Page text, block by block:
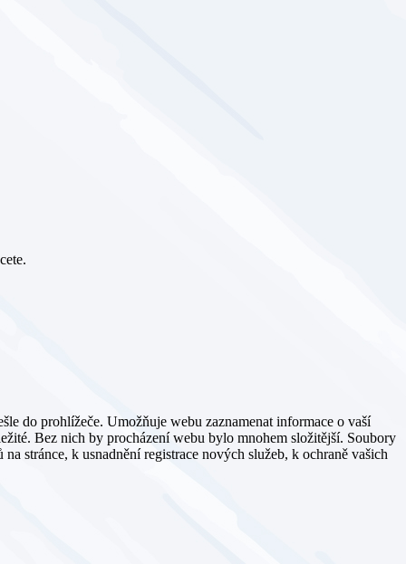
do prohlížeče. Umožňuje webu zaznamenat informace o vaší
Bez nich by procházení webu bylo mnohem složitější. Soubory
stránce, k usnadnění registrace nových služeb, k ochraně vašich